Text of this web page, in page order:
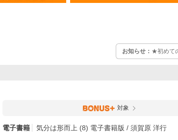
お知らせ： ★初めて
対象
電子書籍 気分は形而上 (8) 電子書籍版 / 須賀原 洋行